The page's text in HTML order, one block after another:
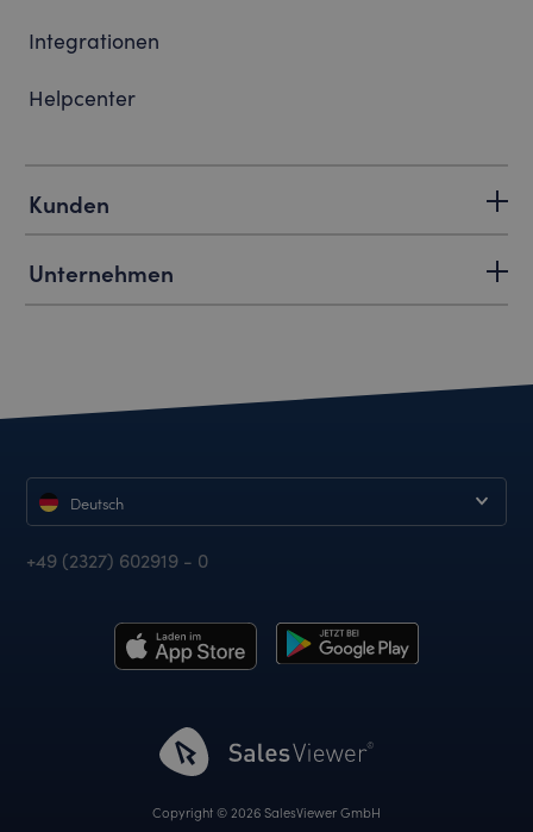
Integrationen
Helpcenter
Kunden
Unternehmen
Deutsch
+49 (2327) 602919 - 0
Copyright © 2026 SalesViewer GmbH